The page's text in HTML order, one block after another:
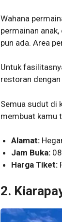
Wahana
permainan
pun ada. Area
Untuk
restoran
Semua sudut di
membuat kamu
Alamat:
Jam Buka:
Harga Tiket:
2.